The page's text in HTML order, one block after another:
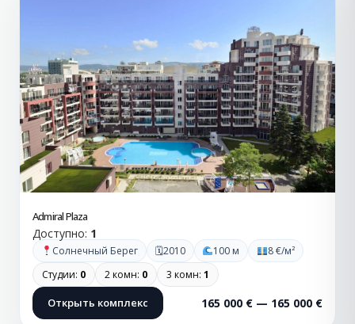
Admiral Plaza
Доступно: 1
Солнечный Берег 🗓2010 100 м
8 €/м²
Студии: 0 2 комн: 0 3 комн: 1
Открыть комплекс 165 000 € — 165 000 €